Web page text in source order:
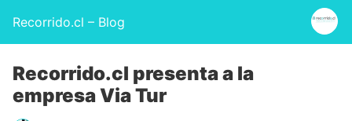
Recorrido.cl – Blog
Recorrido.cl presenta a la
empresa Via Tur